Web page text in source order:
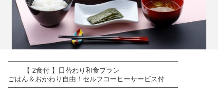
━━━━━━━━━━━━━━━━━━━━━━━━━
【 2食付 】日替わり和食プラン
ごはん＆おかわり自由！セルフコーヒーサービス付
━━━━━━━━━━━━━━━━━━━━━━━━━